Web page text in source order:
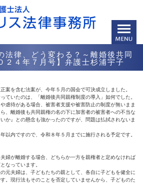
法律、どう変わる？～離婚後共同
２４年７月号】弁護士杉浦宇子
案を含む法案が、今年５月の国会で可決成立しました。
ていたのは、「離婚後共同親権制度の導入」如何でした。
虐待がある場合、被害者支援や被害防止の制度が無いまま
、離婚後も共同親権の名の下に加害者の被害者への不当な
か』との懸念も強かったのですが、問題は払拭されないま
以内ですので、令和８年５月までに施行される予定です。
婦が離婚する場合、どちらか一方を親権者と定めなければ
なっています。
元夫婦は、子どもたちの親として、各自に子どもを健全に
。現行法もそのことを否定していませんから、子どものた